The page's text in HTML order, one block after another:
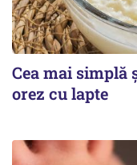
Cea mai simplă
orez cu lapte